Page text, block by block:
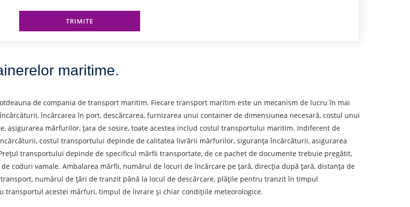
TRIMITE
maritime.
de compania de transport maritim. Fiecare transport maritim este un mecanism de lucru în mai
încărcarea în port, descărcarea, furnizarea unui container de dimensiunea necesară, costul unui
asigurarea mărfurilor, țara de sosire, toate acestea includ costul transportului maritim. Indiferent de
costul transportului depinde de calitatea livrării mărfurilor, siguranța încărcăturii, asigurarea
transportului depinde de specificul mărfii transportate, de ce pachet de documente trebuie pregătit,
coduri vamale. Ambalarea mărfii, numărul de locuri de încărcare pe țară, direcția după țară, distanța de
numărul de țări de tranzit până la locul de descărcare, plățile pentru tranzit în timpul
acestei mărfuri, timpul de livrare și chiar condițiile meteorologice.
Descarcă orașul Teren de descărcare
Denumirea mărfii Data de descărcare